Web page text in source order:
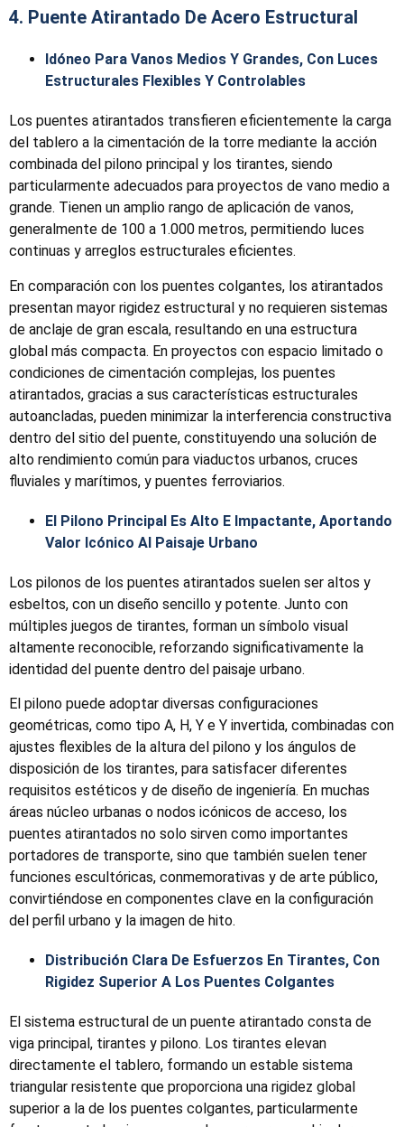
4. Puente Atirantado De Acero Estructural
Idóneo Para Vanos Medios Y Grandes, Con Luces
Estructurales Flexibles Y Controlables
Los puentes atirantados transfieren eficientemente la carga
del tablero a la cimentación de la torre mediante la acción
combinada del pilono principal y los tirantes, siendo
particularmente adecuados para proyectos de vano medio a
grande. Tienen un amplio rango de aplicación de vanos,
generalmente de 100 a 1.000 metros, permitiendo luces
continuas y arreglos estructurales eficientes.
En comparación con los puentes colgantes, los atirantados
presentan mayor rigidez estructural y no requieren sistemas
de anclaje de gran escala, resultando en una estructura
global más compacta. En proyectos con espacio limitado o
condiciones de cimentación complejas, los puentes
atirantados, gracias a sus características estructurales
autoancladas, pueden minimizar la interferencia constructiva
dentro del sitio del puente, constituyendo una solución de
alto rendimiento común para viaductos urbanos, cruces
fluviales y marítimos, y puentes ferroviarios.
El Pilono Principal Es Alto E Impactante, Aportando
Valor Icónico Al Paisaje Urbano
Los pilonos de los puentes atirantados suelen ser altos y
esbeltos, con un diseño sencillo y potente. Junto con
múltiples juegos de tirantes, forman un símbolo visual
altamente reconocible, reforzando significativamente la
identidad del puente dentro del paisaje urbano.
El pilono puede adoptar diversas configuraciones
geométricas, como tipo A, H, Y e Y invertida, combinadas con
ajustes flexibles de la altura del pilono y los ángulos de
disposición de los tirantes, para satisfacer diferentes
requisitos estéticos y de diseño de ingeniería. En muchas
áreas núcleo urbanas o nodos icónicos de acceso, los
puentes atirantados no solo sirven como importantes
portadores de transporte, sino que también suelen tener
funciones escultóricas, conmemorativas y de arte público,
convirtiéndose en componentes clave en la configuración
del perfil urbano y la imagen de hito.
Distribución Clara De Esfuerzos En Tirantes, Con
Rigidez Superior A Los Puentes Colgantes
El sistema estructural de un puente atirantado consta de
viga principal, tirantes y pilono. Los tirantes elevan
directamente el tablero, formando un estable sistema
triangular resistente que proporciona una rigidez global
superior a la de los puentes colgantes, particularmente